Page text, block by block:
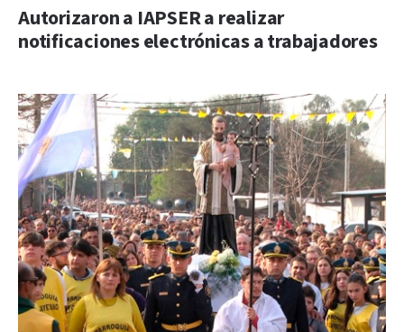
Autorizaron a IAPSER a realizar
notificaciones electrónicas a trabajadores